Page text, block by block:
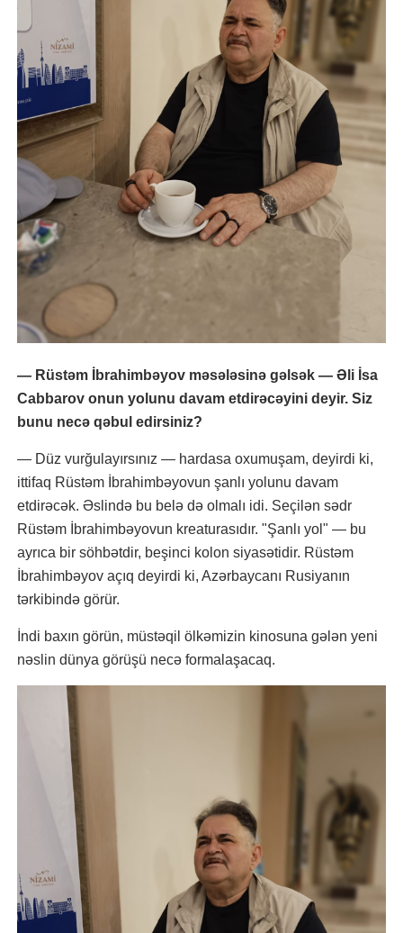
— Rüstəm İbrahimbəyov məsələsinə gəlsək — Əli İsa
Cabbarov onun yolunu davam etdirəcəyini deyir. Siz
bunu necə qəbul edirsiniz?
— Düz vurğulayırsınız — hardasa oxumuşam, deyirdi ki,
ittifaq Rüstəm İbrahimbəyovun şanlı yolunu davam
etdirəcək. Əslində bu belə də olmalı idi. Seçilən sədr
Rüstəm İbrahimbəyovun kreaturasıdır. "Şanlı yol" — bu
ayrıca bir söhbətdir, beşinci kolon siyasətidir. Rüstəm
İbrahimbəyov açıq deyirdi ki, Azərbaycanı Rusiyanın
tərkibində görür.
İndi baxın görün, müstəqil ölkəmizin kinosuna gələn yeni
nəslin dünya görüşü necə formalaşacaq.